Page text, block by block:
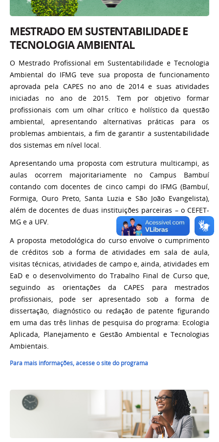
MESTRADO EM SUSTENTABILIDADE E
TECNOLOGIA AMBIENTAL
O Mestrado Profissional em Sustentabilidade e Tecnologia
Ambiental do IFMG teve sua proposta de funcionamento
aprovada pela CAPES no ano de 2014 e suas atividades
iniciadas no ano de 2015. Tem por objetivo formar
profissionais com um olhar crítico e holístico da questão
ambiental, apresentando alternativas práticas para os
problemas ambientais, a fim de garantir a sustentabilidade
dos sistemas em nível local.
Apresentando uma proposta com estrutura multicampi, as
aulas ocorrem majoritariamente no Campus Bambuí
contando com docentes de cinco campi do IFMG (Bambuí,
Formiga, Ouro Preto, Santa Luzia e São João Evangelista),
além de docentes de duas instituições parceiras – o CEFET-
MG e a UFV.
A proposta metodológica do curso envolve o cumprimento
de créditos sob a forma de atividades em sala de aula,
visitas técnicas, atividades de campo e, ainda, atividades em
EaD e o desenvolvimento do Trabalho Final de Curso que,
seguindo as orientações da CAPES para mestrados
profissionais, pode ser apresentado sob a forma de
dissertação, diagnóstico ou redação de patente figurando
em uma das três linhas de pesquisa do programa: Ecologia
Aplicada, Planejamento e Gestão Ambiental e Tecnologias
Ambientais.
Para mais informações, acesse o site do programa